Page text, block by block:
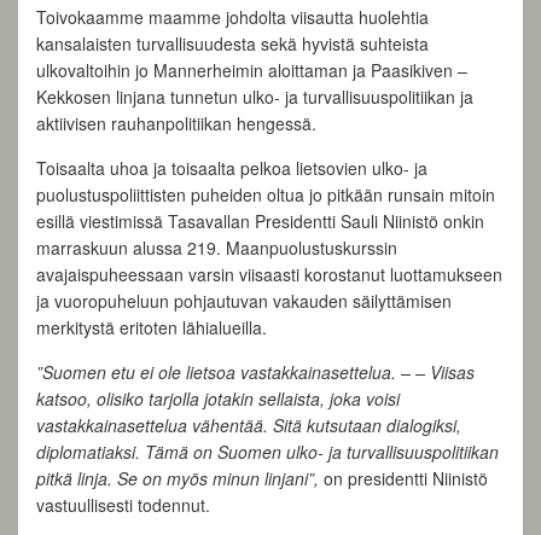
Toivokaamme maamme johdolta viisautta huolehtia
kansalaisten turvallisuudesta sekä hyvistä suhteista
ulkovaltoihin jo Mannerheimin aloittaman ja Paasikiven –
Kekkosen linjana tunnetun ulko- ja turvallisuuspolitiikan ja
aktiivisen rauhanpolitiikan hengessä.
Toisaalta uhoa ja toisaalta pelkoa lietsovien ulko- ja
puolustuspoliittisten puheiden oltua jo pitkään runsain mitoin
esillä viestimissä Tasavallan Presidentti Sauli Niinistö onkin
marraskuun alussa 219. Maanpuolustuskurssin
avajaispuheessaan varsin viisaasti korostanut luottamukseen
ja vuoropuheluun pohjautuvan vakauden säilyttämisen
merkitystä eritoten lähialueilla.
”Suomen etu ei ole lietsoa vastakkainasettelua. – – Viisas
katsoo, olisiko tarjolla jotakin sellaista, joka voisi
vastakkainasettelua vähentää. Sitä kutsutaan dialogiksi,
diplomatiaksi. Tämä on Suomen ulko- ja turvallisuuspolitiikan
pitkä linja. Se on myös minun linjani”, on presidentti Niinistö
vastuullisesti todennut.